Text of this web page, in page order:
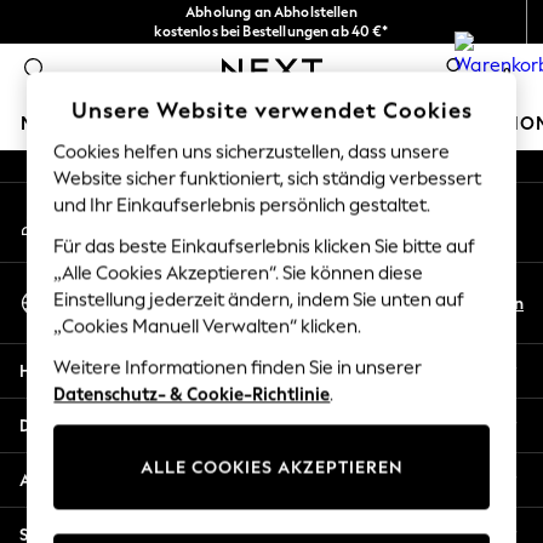
Abholung an Abholstellen
kostenlos bei Bestellungen ab 40 €*
Problemlose Rückgaben*
0
MÄDCHEN JUNGEN BABY DAMEN HERREN
HOLIDAY SHOP
Women's Holiday Shop
All Swimwear
All Beachwear
Bags & Accessories
Beach Dresses & Kaftans
Dresses
Flip Flops
Linen Collection
Sandals
Shorts
An error occurred on client
Unsere sozialen Netzwerke
Mein Konto
Melden Sie sich bei Ihrem Konto an
Sprache Auswählen
Deutsch
En
Hilfe
Datenschutz und Rechtliches
Abteilungen
Sonstige Dienstleistungen
Unsere Website verwendet Cookies
Cookies helfen uns sicherzustellen, dass unsere
Website sicher funktioniert, sich ständig verbessert
und Ihr Einkaufserlebnis persönlich gestaltet.
Für das beste Einkaufserlebnis klicken Sie bitte auf
„Alle Cookies Akzeptieren“. Sie können diese
Einstellung jederzeit ändern, indem Sie unten auf
„Cookies Manuell Verwalten“ klicken.
Weitere Informationen finden Sie in unserer
Datenschutz- & Cookie-Richtlinie.
ALLE COOKIES AKZEPTIEREN